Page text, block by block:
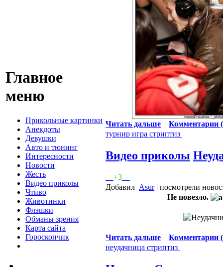
Главное
меню
Прикольные картинки
Анекдоты
Девушки
Авто и тюнинг
Интересности
Новости
Жесть
Видео приколы
Чтиво
Животинки
Флэшки
Обманы зрения
Карта сайта
Гороскопчик
Читать дальше
Комментарии
турнир игра стриптиз
Видео приколы
+3
Добавил Asur| посмотрели
Не повезло.
Читать дальше
Комментарии
неудачница стриптиз